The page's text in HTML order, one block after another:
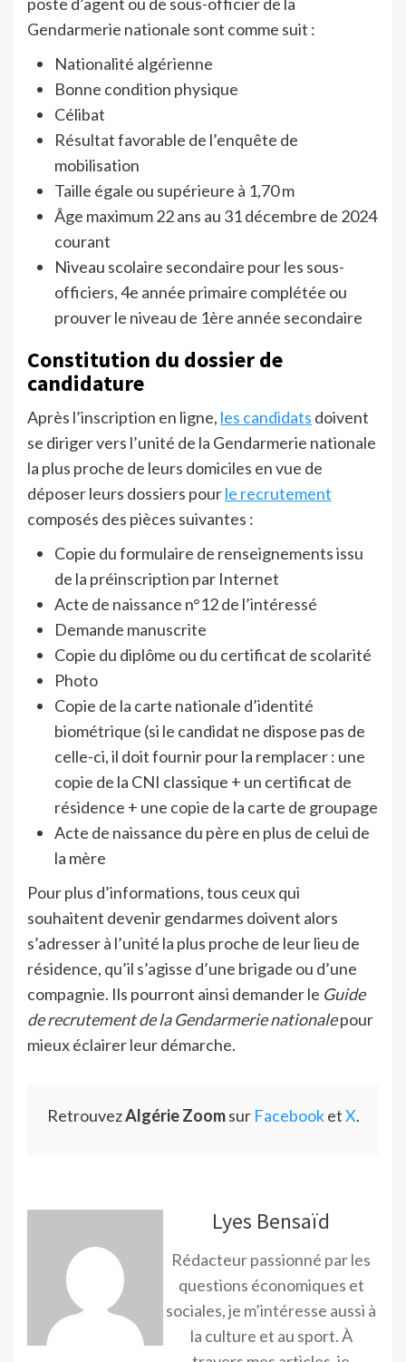
Gendarmerie nationale sont comme suit :
Nationalité algérienne
Bonne condition physique
Célibat
Résultat favorable de l’enquête de
mobilisation
Taille égale ou supérieure à 1,70 m
Âge maximum 22 ans au 31 décembre de 2024
courant
Niveau scolaire secondaire pour les sous-
officiers, 4e année primaire complétée ou
prouver le niveau de 1ère année secondaire
Constitution du dossier de
candidature
Après l’inscription en ligne, les candidats doivent
se diriger vers l’unité de la Gendarmerie nationale
la plus proche de leurs domiciles en vue de
déposer leurs dossiers pourle recrutement
composés des pièces suivantes :
Copie du formulaire de renseignements issu
de la préinscription par Internet
Acte de naissance n°12 de l’intéressé
Demande manuscrite
Copie du diplôme ou du certificat de scolarité
Photo
Copie de la carte nationale d’identité
biométrique (si le candidat ne dispose pas de
celle-ci, il doit fournir pour la remplacer : une
copie de la CNI classique + un certificat de
résidence + une copie de la carte de groupage
Acte de naissance du père en plus de celui de
la mère
Pour plus d’informations, tous ceux qui
souhaitent devenir gendarmes doivent alors
s’adresser à l’unité la plus proche de leur lieu de
résidence, qu’il s’agisse d’une brigade ou d’une
compagnie. Ils pourront ainsi demander le Guide
de recrutement de la Gendarmerie nationalepour
mieux éclairer leur démarche.
RetrouvezAlgérie Zoomsur FacebooketX.
Lyes Bensaïd
Rédacteur passionné par les
questions économiques et
sociales, je m’intéresse aussi à
la culture et au sport. À